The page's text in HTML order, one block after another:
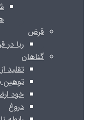
قرض
ربا در
گناهان
تقلید
توهین
خود
دروغ